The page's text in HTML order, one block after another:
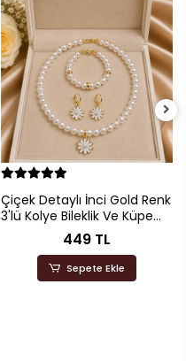
Çiçek Detaylı İnci Gold Renk
3'lü Kolye Bileklik Ve Küpe
449 TL
Sepete Ekle